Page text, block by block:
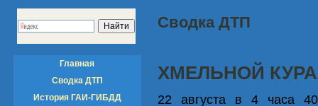
Главная
Сводка ДТП
История ГАИ-ГИБДД
Сводка ДТП
ХМЕЛЬНОЙ
22 августа в 4 часа